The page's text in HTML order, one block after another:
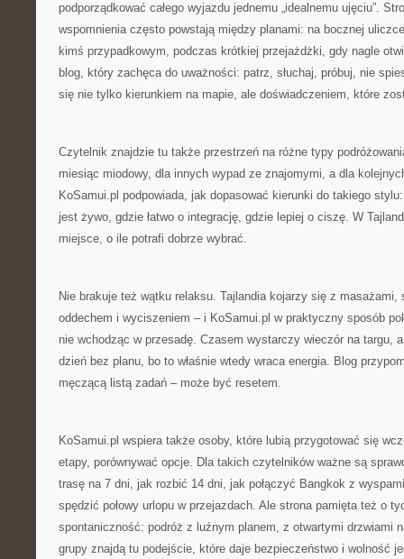
podporządkować całego wyjazdu jednemu „idealnemu ujęciu”.
wspomnienia często powstają między planami: na bocznej
kimś przypadkowym, podczas krótkiej przejażdżki, gdy nagle
blog, który zachęca do uważności: patrz, słuchaj, próbuj, nie
się nie tylko kierunkiem na mapie, ale doświadczeniem, które
Czytelnik znajdzie tu także przestrzeń na różne typy
miesiąc miodowy, dla innych wypad ze znajomymi, a dla
KoSamui.pl podpowiada, jak dopasować kierunki do takiego
jest żywo, gdzie łatwo o integrację, gdzie lepiej o ciszę. W
miejsce, o ile potrafi dobrze wybrać.
Nie brakuje też wątku relaksu. Tajlandia kojarzy się z masażami,
oddechem i wyciszeniem – i KoSamui.pl w praktyczny sposób
nie wchodząc w przesadę. Czasem wystarczy wieczór na targu,
dzień bez planu, bo to właśnie wtedy wraca energia. Blog
męczącą listą zadań – może być resetem.
KoSamui.pl wspiera także osoby, które lubią przygotować się
etapy, porównywać opcje. Dla takich czytelników ważne są
trasę na 7 dni, jak rozbić 14 dni, jak połączyć Bangkok z
spędzić połowy urlopu w przejazdach. Ale strona pamięta też o
spontaniczność: podróż z luźnym planem, z otwartymi drzwiami
grupy znajdą tu podejście, które daje bezpieczeństwo i wolność